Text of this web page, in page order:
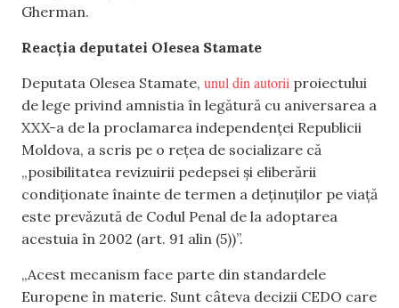
Gherman.
Reacția deputatei Olesea Stamate
Deputata Olesea Stamate, unul din autorii proiectului
de lege privind amnistia în legătură cu aniversarea a
XXX-a de la proclamarea independenței Republicii
Moldova, a scris pe o rețea de socializare că
„posibilitatea revizuirii pedepsei și eliberării
condiționate înainte de termen a deținuților pe viață
este prevăzută de Codul Penal de la adoptarea
acestuia în 2002 (art. 91 alin (5))”.
„Acest mecanism face parte din standardele
Europene în materie. Sunt câteva decizii CEDO care